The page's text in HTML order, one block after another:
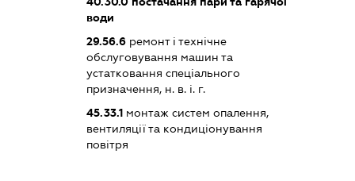
води
29.56.6ремонт і технічне
обслуговування машин та
устатковання спеціального
призначення, н. в. і. г.
45.33.1монтаж систем опалення,
вентиляції та кондиціонування
повітря